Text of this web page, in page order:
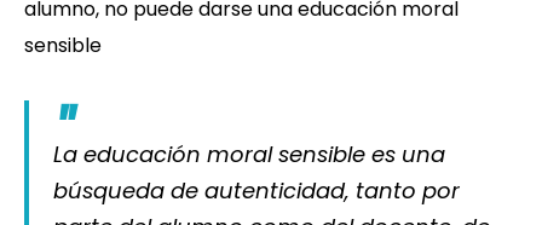
alumno, no puede darse una educación moral
sensible
La educación moral sensible es una
búsqueda de autenticidad, tanto por